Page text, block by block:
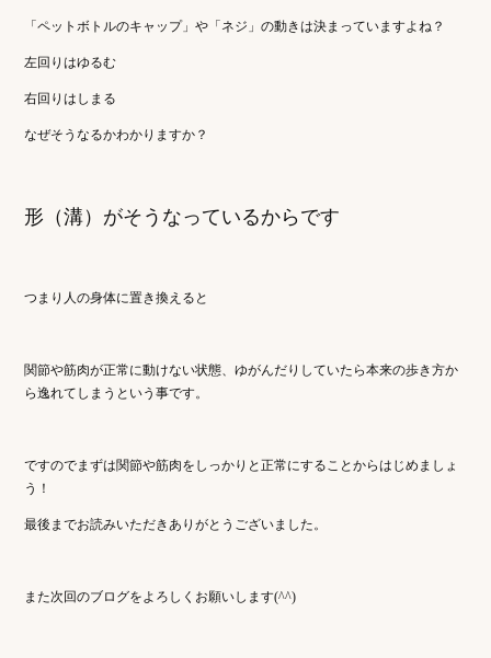
「ペットボトルのキャップ」や「ネジ」の動きは決まっていますよね？
左回りはゆるむ
右回りはしまる
なぜそうなるかわかりますか？
形（溝）がそうなっているからです
つまり人の身体に置き換えると
関節や筋肉が正常に動けない状態、ゆがんだりしていたら本来の歩き方か
ら逸れてしまうという事です。
ですのでまずは関節や筋肉をしっかりと正常にすることからはじめましょ
う！
最後までお読みいただきありがとうございました。
また次回のブログをよろしくお願いします(^^)